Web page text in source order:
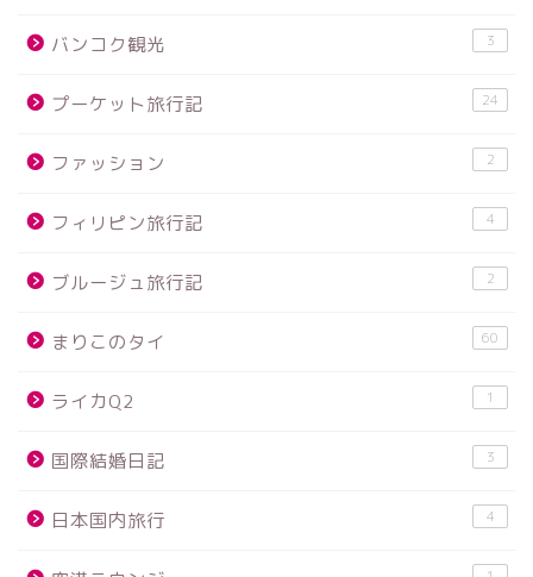
バンコク観光 3
プーケット旅行記 24
ファッション 2
フィリピン旅行記 4
ブルージュ旅行記 2
まりこのタイ 60
ライカQ2 1
国際結婚日記 3
日本国内旅行 4